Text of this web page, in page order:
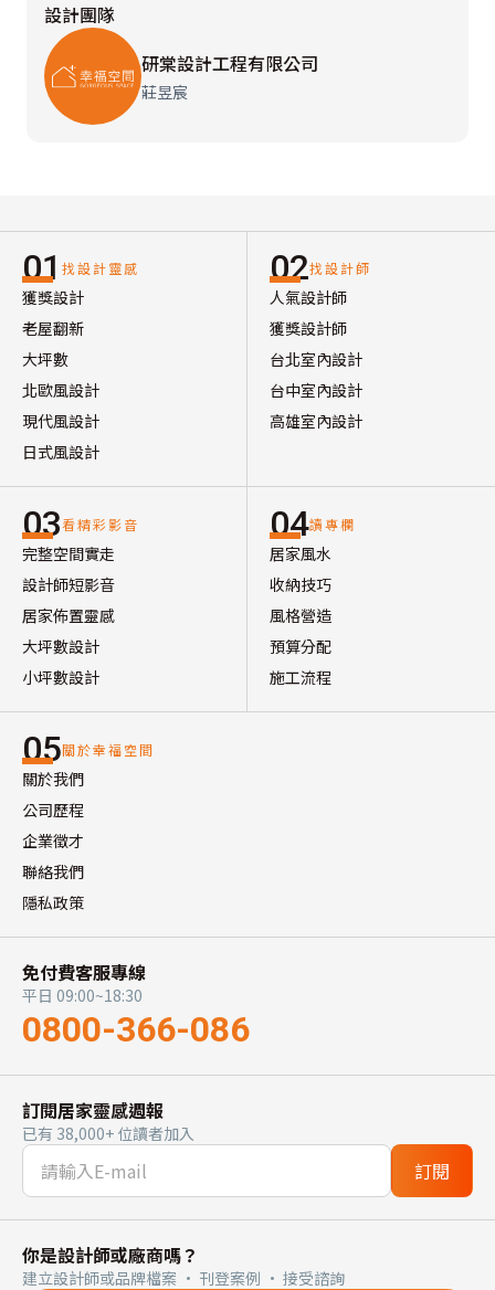
設計團隊
研棠設計工程有限公司
莊昱宸
01 找設計靈感
獲獎設計
老屋翻新
大坪數
北歐風設計
現代風設計
日式風設計
02找設計師
人氣設計師
獲獎設計師
台北室內設計
台中室內設計
高雄室內設計
03看精彩影音
完整空間實走
設計師短影音
居家佈置靈感
大坪數設計
小坪數設計
04讀專欄
居家風水
收納技巧
風格營造
預算分配
施工流程
05關於幸福空間
關於我們
公司歷程
企業徵才
聯絡我們
隱私政策
免付費客服專線
平日 09:00~18:30
0800-366-086
訂閱居家靈感週報
已有 38,000+ 位讀者加入
訂閱
你是設計師或廠商嗎？
建立設計師或品牌檔案 · 刊登案例 · 接受諮詢